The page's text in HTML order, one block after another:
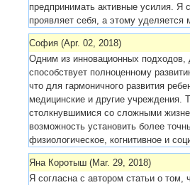
предпринимать активные усилия. Я
проявляет себя, а этому уделяется
София (Apr. 02, 2018)
Одним из инновационных подходов,
способствует полноценному
что для гармоничного развития
медицинские и другие учреждения.
столкнувшимися со сложными
возможность установить более
физиологическое, когнитивное и
Яна Коротыш (Mar. 29, 2018)
Я согласна с автором статьи о том,